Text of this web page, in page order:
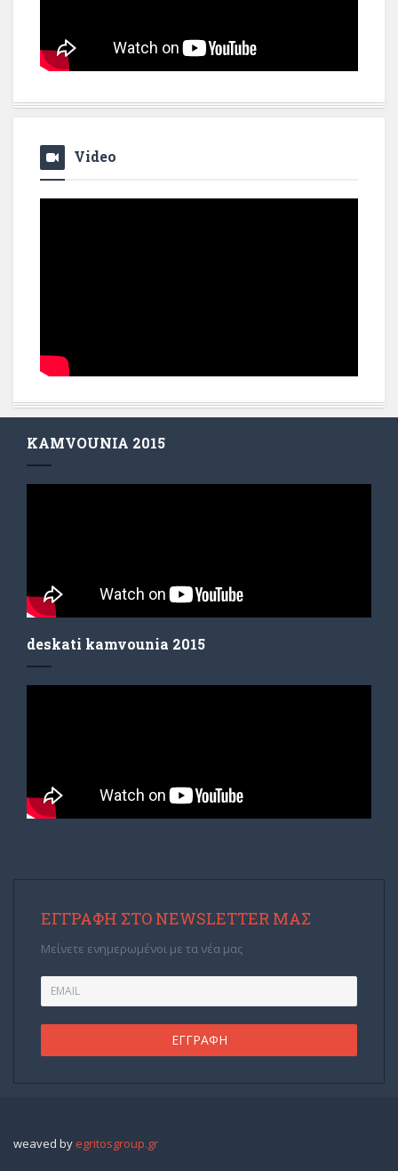
Video
KAMVOUNIA 2015
deskati kamvounia 2015
ΕΓΓΡΑΦΉ ΣΤΟ NEWSLETTER ΜΑΣ
Μείνετε ενημερωμένοι με τα νέα μας
weaved by egritosgroup.gr